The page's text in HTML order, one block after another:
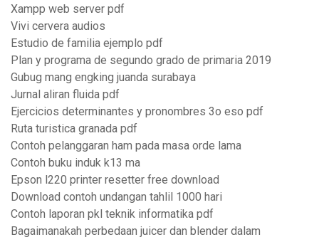
Xampp web server pdf
Vivi cervera audios
Estudio de familia ejemplo pdf
Plan y programa de segundo grado de primaria 2019
Gubug mang engking juanda surabaya
Jurnal aliran fluida pdf
Ejercicios determinantes y pronombres 3o eso pdf
Ruta turistica granada pdf
Contoh pelanggaran ham pada masa orde lama
Contoh buku induk k13 ma
Epson l220 printer resetter free download
Download contoh undangan tahlil 1000 hari
Contoh laporan pkl teknik informatika pdf
Bagaimanakah perbedaan juicer dan blender dalam